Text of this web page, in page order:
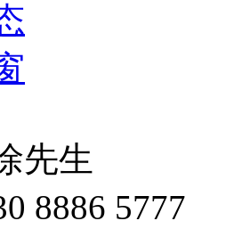
先生
8886 5777